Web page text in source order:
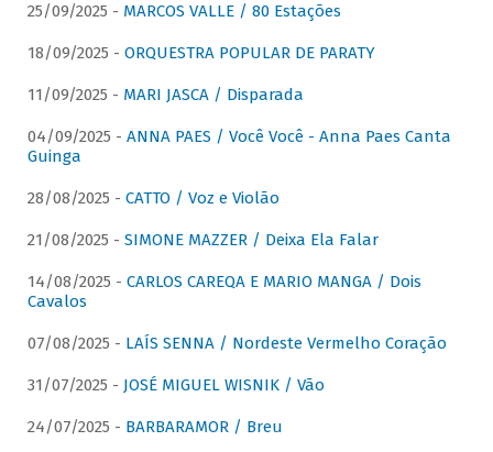
25/09/2025 - MARCOS VALLE / 80 Estações
18/09/2025 - ORQUESTRA POPULAR DE PARATY
11/09/2025 - MARI JASCA / Disparada
04/09/2025 - ANNA PAES / Você Você - Anna Paes Canta
Guinga
28/08/2025 - CATTO / Voz e Violão
21/08/2025 - SIMONE MAZZER / Deixa Ela Falar
14/08/2025 - CARLOS CAREQA E MARIO MANGA / Dois
Cavalos
07/08/2025 - LAÍS SENNA / Nordeste Vermelho Coração
31/07/2025 - JOSÉ MIGUEL WISNIK / Vão
24/07/2025 - BARBARAMOR / Breu